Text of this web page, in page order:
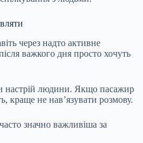
через надто активне
важкого дня просто хочуть
настрій людини. Якщо пасажир
краще не нав’язувати розмову.
значно важливіша за